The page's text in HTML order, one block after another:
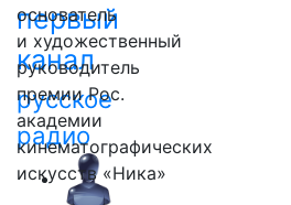
первый
канал
русское
радио
основатель
и художественный
руководитель
премии Рос.
академии
кинематографических
искусств «Ника»